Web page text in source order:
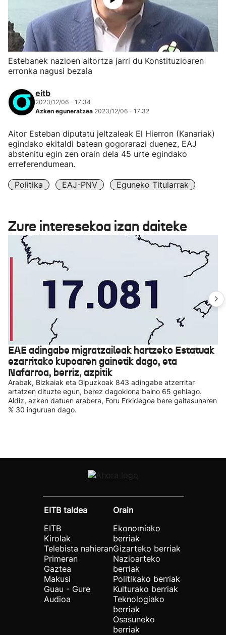
Estebanek nazioen aitortza jarri du Konstituzioaren
erronka nagusi bezala
eitb
2023/12/06 - 17:34
Azken eguneratzea 2023/12/06 - 17:32
Aitor Esteban diputatu jeltzaleak El Hierron (Kanariak)
egindako ekitaldi batean gogorarazi duenez, EAJ
abstenitu egin zen orain dela 45 urte egindako
erreferendumean.
Politika EAJ-PNV Eguneko Titularrak
Zure interesekoa izan daiteke
EAE adingabe migratzaileak hartzeko Estatuak
ezarritako kupoaren gainetik dago, eta
Nafarroa, berriz, azpitik
Arabak, Bizkaiak eta Gipuzkoak 843 adingabe atzerritar
artatzen dituzte egun, berez dagokiona baino 65 gehiago.
Aldiz, azken datuen arabera, Foru Erkidegoa bere gaitasunaren
% 30 inguruan dago.
EITB taldea
EITB
Kirolak
Telebista nahieran
Primeran
Gaztea
Makusi
Guau - Gure
Audioa
Orain
Ekonomiako
berriak
Gizarteko berriak
Nazioarteko
berriak
Politikako berriak
Kulturako berriak
Teknologiako
berriak
Osasuneko
berriak